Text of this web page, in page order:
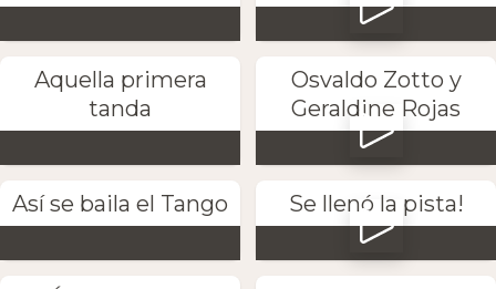
Aquella primera
tanda
Osvaldo Zotto y
Geraldine Rojas
Así se baila el Tango Se llenó la pista!